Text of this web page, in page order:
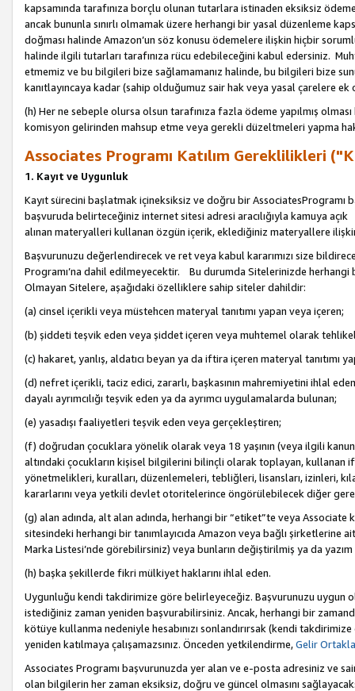
kapsamında tarafınıza borçlu olunan tutarlara istinaden eksiksiz
ancak bununla sınırlı olmamak üzere herhangi bir yasal düzenleme
doğması halinde Amazon’un söz konusu ödemelere ilişkin hiçbir
halinde ilgili tutarları tarafınıza rücu edebileceğini kabul edersiniz.
etmemiz ve bu bilgileri bize sağlamamanız halinde, bu bilgileri bize
kanıtlayıncaya kadar (sahip olduğumuz sair hak veya yasal çarelere
(h) Her ne sebeple olursa olsun tarafınıza fazla ödeme yapılmış
komisyon gelirinden mahsup etme veya gerekli düzeltmeleri yapma
Associates Programı Katılım Gereklilikleri
1. Kayıt ve Uygunluk
Kayıt sürecini başlatmak içineksiksiz ve doğru bir AssociatesProgramı
başvuruda belirteceğiniz internet sitesi adresi aracılığıyla kamuya
alınan materyalleri kullanan özgün içerik, eklediğiniz materyallere
Başvurunuzu değerlendirecek ve ret veya kabul kararımızı size
Programı’na dahil edilmeyecektir. Bu durumda Sitelerinizde herhangi
Olmayan Sitelere, aşağıdaki özelliklere sahip siteler dahildir:
(a) cinsel içerikli veya müstehcen materyal tanıtımı yapan veya içeren;
(b) şiddeti teşvik eden veya şiddet içeren veya muhtemel olarak
(c) hakaret, yanlış, aldatıcı beyan ya da iftira içeren materyal tanıtımı
(d) nefret içerikli, taciz edici, zararlı, başkasının mahremiyetini ihlal
dayalı ayrımcılığı teşvik eden ya da ayrımcı uygulamalarda bulunan;
(e) yasadışı faaliyetleri teşvik eden veya gerçekleştiren;
(f) doğrudan çocuklara yönelik olarak veya 18 yaşının (veya ilgili
altındaki çocukların kişisel bilgilerini bilinçli olarak toplayan, kullanan
yönetmelikleri, kuralları, düzenlemeleri, tebliğleri, lisansları, izinleri,
kararlarını veya yetkili devlet otoritelerince öngörülebilecek diğer
(g) alan adında, alt alan adında, herhangi bir “etiket”te veya
sitesindeki herhangi bir tanımlayıcıda Amazon veya bağlı şirketlerine
Marka Listesi’nde görebilirsiniz) veya bunların değiştirilmiş ya da
(h) başka şekillerde fikri mülkiyet haklarını ihlal eden.
Uygunluğu kendi takdirimize göre belirleyeceğiz. Başvurunuzu uygun
istediğiniz zaman yeniden başvurabilirsiniz. Ancak, herhangi bir
kötüye kullanma nedeniyle hesabınızı sonlandırırsak (kendi
yeniden katılmaya çalışamazsınız. Önceden yetkilendirme,Gelir
Associates Programı başvurunuzda yer alan ve e-posta adresiniz ve
olan bilgilerin her zaman eksiksiz, doğru ve güncel olmasını